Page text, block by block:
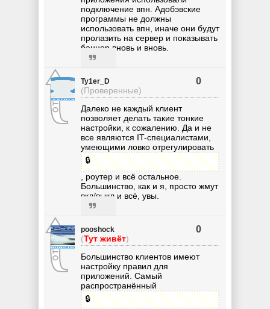
подключение впн. Адобэвские
программы не должны
использовать впн, иначе они будут
пролазить на сервер и показывать
баннер вновь и вновь.
Ty1er_D
(Проверенные)
0
Далеко не каждый клиент
позволяет делать такие тонкие
настройки, к сожалению. Да и не
все являются IT-специалистами,
умеющими ловко отрегулировать
🔒
, роутер и всё остальное.
Большинство, как и я, просто жмут
вкл/выкл и всё, увы.
pooshock
(Тут живёт)
0
Большинство клиентов имеют
настройку правил для
приложений. Самый
распространённый
🔒